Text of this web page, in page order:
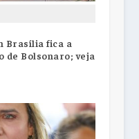
Brasília fica a
de Bolsonaro; veja